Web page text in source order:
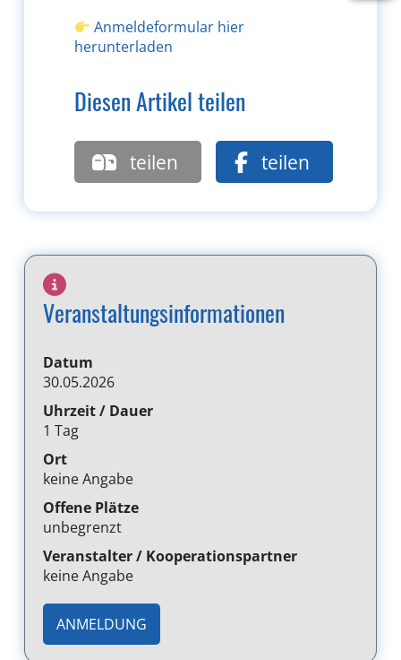
Anmeldeformular hier
herunterladen
Diesen Artikel teilen
teilen teilen
Veranstaltungsinformationen
Datum
30.05.2026
Uhrzeit / Dauer
1 Tag
Ort
keine Angabe
Offene Plätze
unbegrenzt
Veranstalter / Kooperationspartner
keine Angabe
ANMELDUNG